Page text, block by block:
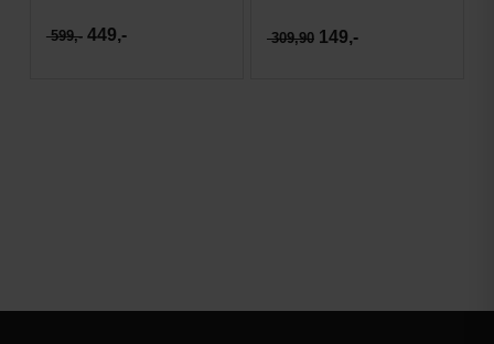
599,-449,- 309,90149,-